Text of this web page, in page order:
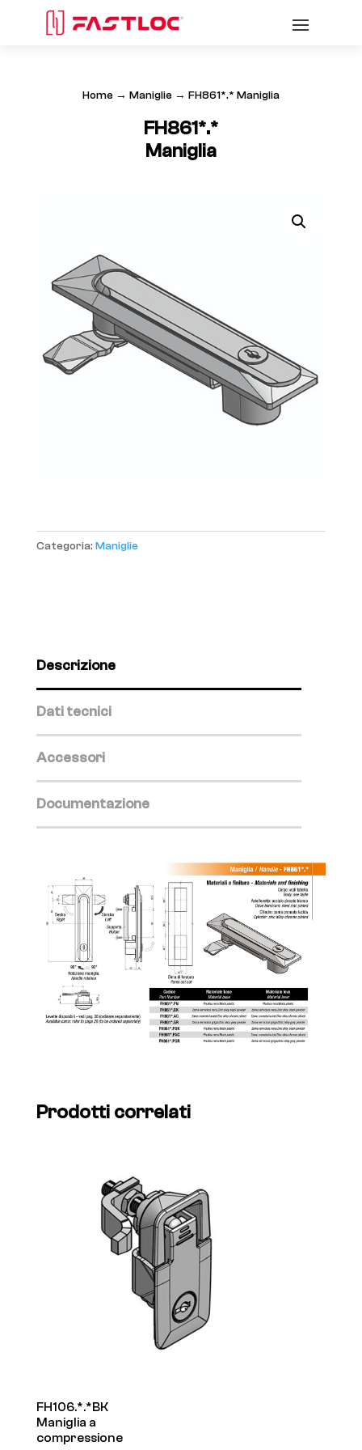
Home→ Maniglie→ FH861*.* Maniglia
FH861*.*
Maniglia
Categoria: Maniglie
Descrizione
Dati tecnici
Accessori
Documentazione
Prodotti correlati
FH106.*.*BK
Maniglia a
compressione